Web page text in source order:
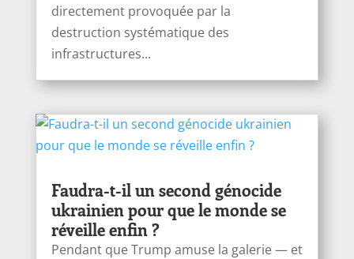
directement provoquée par la
destruction systématique des
infrastructures...
Faudra-t-il un second génocide
ukrainien pour que le monde se
réveille enfin ?
Pendant que Trump amuse la galerie — et